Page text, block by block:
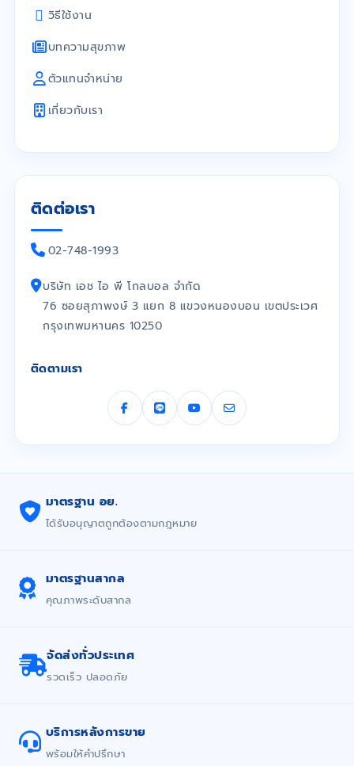
วิธีใช้งาน
บทความสุขภาพ
ตัวแทนจำหน่าย
เกี่ยวกับเรา
ติดต่อเรา
02-748-1993
บริษัท เอช ไอ พี โกลบอล จำกัด
76 ซอยสุภาพงษ์ 3 แยก 8 แขวงหนองบอน เขตประเวศ
กรุงเทพมหานคร 10250
ติดตามเรา
มาตรฐาน อย.
ได้รับอนุญาตถูกต้องตามกฎหมาย
มาตรฐานสากล
คุณภาพระดับสากล
จัดส่งทั่วประเทศ
รวดเร็ว ปลอดภัย
บริการหลังการขาย
พร้อมให้คำปรึกษา